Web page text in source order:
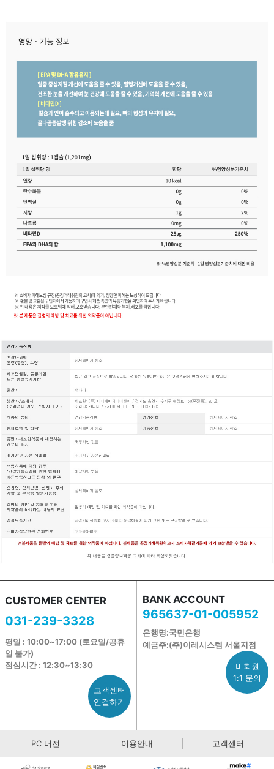
CUSTOMER CENTER
031-239-3328
평일 : 10:00~17:00 (토요일/공휴
일 불가)
점심시간 : 12:30~13:30
고객센터
연결하기
BANK ACCOUNT
965637-01-005952
은행명:국민은행
예금주:(주)이레시스템 서울지점
비회원
1:1 문의
PC 버전 이용안내 고객센터